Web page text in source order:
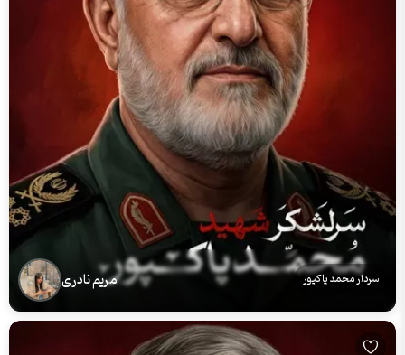
سردار محمد پاکپور مریم نادری